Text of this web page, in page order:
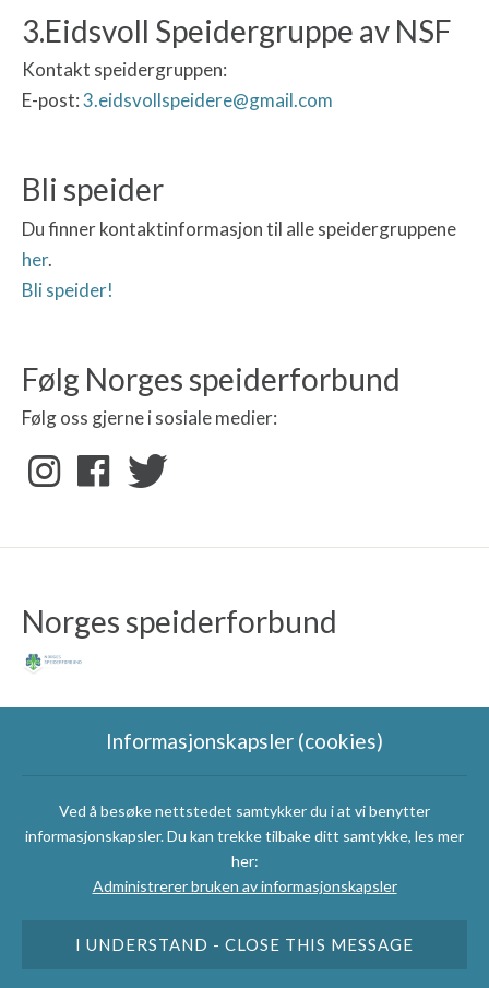
3.Eidsvoll Speidergruppe av NSF
Kontakt speidergruppen:
E-post:3.eidsvollspeidere@gmail.com
Bli speider
Du finner kontaktinformasjon til alle speidergruppene
her.
Bli speider!
Følg Norges speiderforbund
Følg oss gjerne i sosiale medier:
Norges speiderforbund
Speidergruppas
samarbeidspartnere
Informasjonskapsler (cookies)
Ved å besøke nettstedet samtykker du i at vi benytter
informasjonskapsler. Du kan trekke tilbake ditt samtykke, les mer
her:
Administrerer bruken av informasjonskapsler
I UNDERSTAND - CLOSE THIS MESSAGE